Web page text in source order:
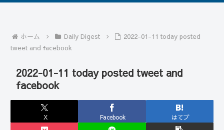
ホーム Daily Digest
2022-01-11 today posted
tweet and facebook
2022-01-11 today posted tweet and
facebook
X Facebook はてブ